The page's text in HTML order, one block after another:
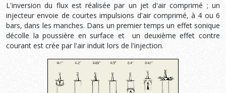
L'inversion du flux est réalisée par un jet d'air comprimé ; un
injecteur envoie de courtes impulsions d'air comprimé, à 4 ou 6
bars, dans les manches. Dans un premier temps un effet sonique
décolle la poussière en surface et un deuxième effet contre
courant est crée par l'air induit lors de l'injection.